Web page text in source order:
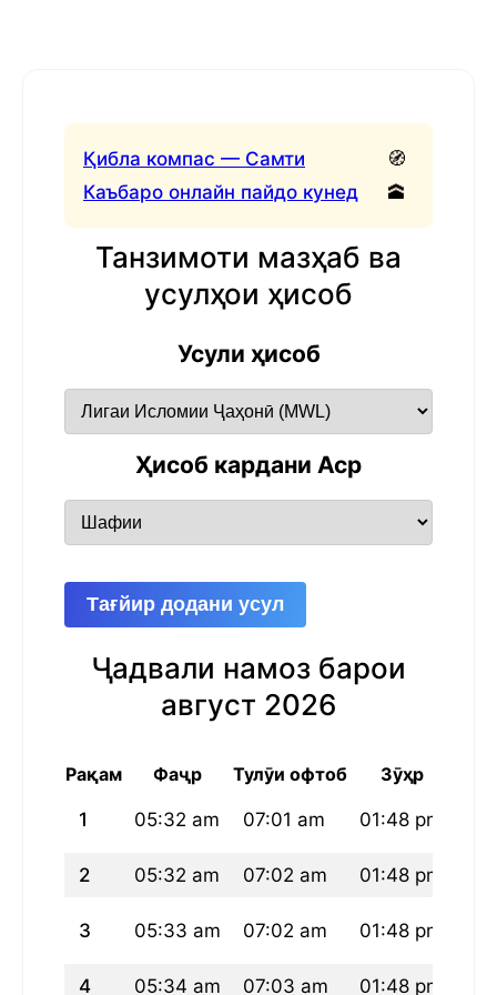
Қибла компас — Самти
Каъбаро онлайн пайдо кунед
🧭
🕋
Танзимоти мазҳаб ва
усулҳои ҳисоб
Усули ҳисоб
Ҳисоб кардани Аср
Тағйир додани усул
Ҷадвали намоз барои
август 2026
Рақам Фаҷр Тулӯи офтоб Зӯҳр
1 05:32 am 07:01 am 01:48 pm
2 05:32 am 07:02 am 01:48 pm
3 05:33 am 07:02 am 01:48 pm
4 05:34 am 07:03 am 01:48 pm